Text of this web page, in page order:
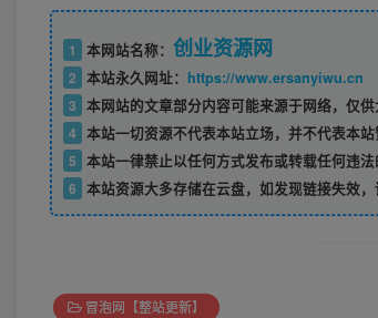
1 本网站名称： 创业资源网
2 本站永久网址： https://www.ersanyiwu.cn
3 本网站的文章部分内容可能来源于网络，仅
4 本站一切资源不代表本站立场，并不代表本站
5 本站一律禁止以任何方式发布或转载任何违
6 本站资源大多存储在云盘，如发现链接失效，
冒泡网【整站更新】